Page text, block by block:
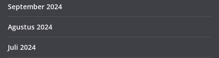
September 2024
Agustus 2024
Juli 2024